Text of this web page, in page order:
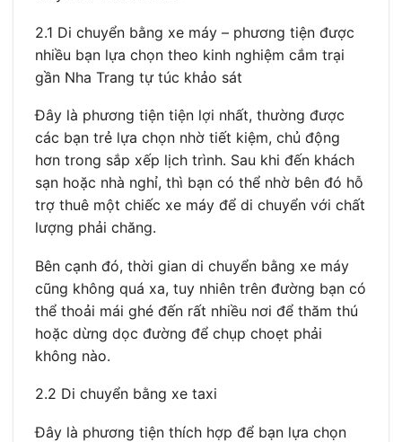
2.1 Di chuyển bằng xe máy – phương tiện được
nhiều bạn lựa chọn theo kinh nghiệm cắm trại
gần Nha Trang tự túc khảo sát
Đây là phương tiện tiện lợi nhất, thường được
các bạn trẻ lựa chọn nhờ tiết kiệm, chủ động
hơn trong sắp xếp lịch trình. Sau khi đến khách
sạn hoặc nhà nghỉ, thì bạn có thể nhờ bên đó hỗ
trợ thuê một chiếc xe máy để di chuyển với chất
lượng phải chăng.
Bên cạnh đó, thời gian di chuyển bằng xe máy
cũng không quá xa, tuy nhiên trên đường bạn có
thể thoải mái ghé đến rất nhiều nơi để thăm thú
hoặc dừng dọc đường để chụp choẹt phải
không nào.
2.2 Di chuyển bằng xe taxi
Đây là phương tiện thích hợp để bạn lựa chọn